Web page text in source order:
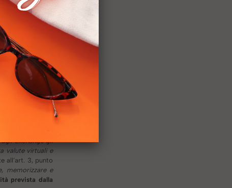
già criticato la
di strumento
di servizi
collocati tra gli
aventi corso
della disciplina
al comma 1 del
una diversa
Exchange gli
valute virtuali e
all’art. 3, punto
memorizzare e
prevista dalla